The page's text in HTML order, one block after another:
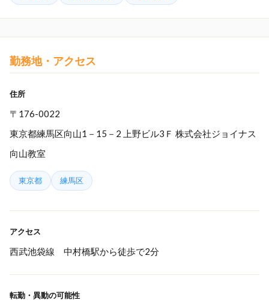
勤務地・アクセス
住所
〒176-0022
東京都練馬区向山1－15－2 上野ビル3Ｆ 株式会社ジョイナス
向山教室
東京都 練馬区
アクセス
西武池袋線 中村橋駅から徒歩で2分
転勤・異動の可能性